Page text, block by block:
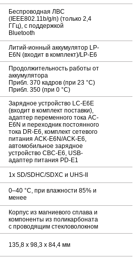
Беспроводная ЛВС
(IEEE802.11b/g/n) (только 2,4
ГГц), с поддержкой
Bluetooth
Литий-ионный аккумулятор LP-
E6N (входит в комплект)/LP-E6
Продолжительность работы от
аккумулятора
Прибл. 370 кадров (при 23 °C)
Прибл. 350 (при 0 °C)
Зарядное устройство LC-E6E
(входит в комплект поставки),
адаптер переменного тока AC-
E6N и переходник постоянного
тока DR-E6, комплект сетевого
питания ACK-E6N/ACK-E6,
автомобильное зарядное
устройство CBC-E6, USB-
адаптер питания PD-E1
1x SD/SDHC/SDXC и UHS-II
0–40 °C, при влажности 85% и
менее
Корпус из магниевого сплава и
компоненты из поликарбоната
с проводящим стекловолокном
135,8 x 98,3 x 84,4 мм